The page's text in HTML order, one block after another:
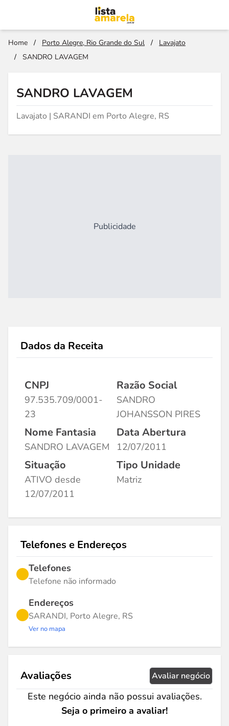
Home / Porto Alegre, Rio Grande do Sul /
Lavajato
/
SANDRO LAVAGEM
SANDRO LAVAGEM
Lavajato | SARANDI em Porto Alegre, RS
Publicidade
Dados da Receita
CNPJ
97.535.709/0001-
23
Razão Social
SANDRO
JOHANSSON PIRES
Nome Fantasia
SANDRO LAVAGEM
Data Abertura
12/07/2011
Situação
ATIVO desde
12/07/2011
Tipo Unidade
Matriz
Telefones e Endereços
Telefones
Telefone não informado
Endereços
SARANDI, Porto Alegre, RS
Ver no mapa
Avaliações Avaliar negócio
Este negócio ainda não possui avaliações.
Seja o primeiro a avaliar!